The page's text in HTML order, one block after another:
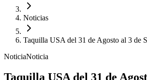
Noticias
Taquilla USA del 31 de Agosto al 3 de
NoticiaNoticia
Taquilla USA del 31 de